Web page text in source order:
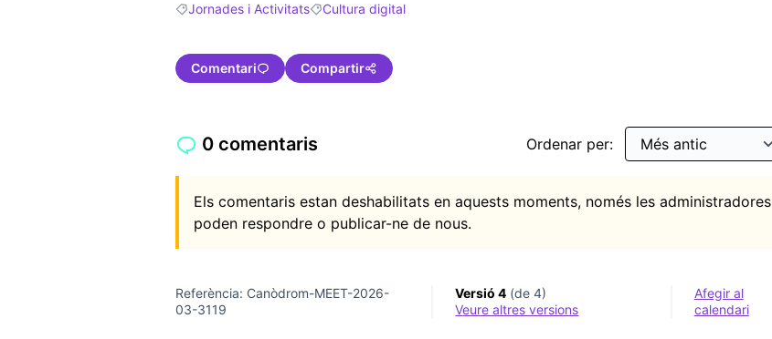
Resultats en filtrar per: Jornades i Activitats
Jornades i ActivitatsResultats en filtrar per: Cultura digital
Cultura digital
Comentari Compartir
0 comentaris Ordenar per:
Els comentaris estan deshabilitats en aquests moments, només les administradores
poden respondre o publicar-ne de nous.
Referència: Canòdrom-MEET-2026-
03-3119
Versió 4 (de 4)
veure altres versions
Afegir al
calendari